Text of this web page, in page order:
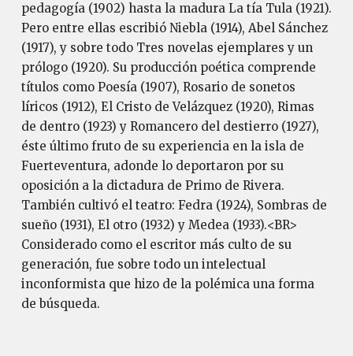
pedagogía (1902) hasta la madura La tía Tula (1921).
Pero entre ellas escribió Niebla (1914), Abel Sánchez
(1917), y sobre todo Tres novelas ejemplares y un
prólogo (1920). Su producción poética comprende
títulos como Poesía (1907), Rosario de sonetos
líricos (1912), El Cristo de Velázquez (1920), Rimas
de dentro (1923) y Romancero del destierro (1927),
éste último fruto de su experiencia en la isla de
Fuerteventura, adonde lo deportaron por su
oposición a la dictadura de Primo de Rivera.
También cultivó el teatro: Fedra (1924), Sombras de
sueño (1931), El otro (1932) y Medea (1933).<BR>
Considerado como el escritor más culto de su
generación, fue sobre todo un intelectual
inconformista que hizo de la polémica una forma
de búsqueda.